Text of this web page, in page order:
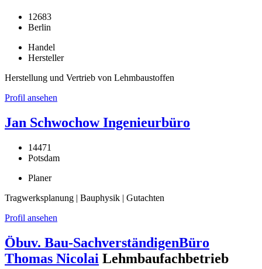
12683
Berlin
Handel
Hersteller
Herstellung und Vertrieb von Lehmbaustoffen
Profil ansehen
Jan Schwochow Ingenieurbüro
14471
Potsdam
Planer
Tragwerksplanung | Bauphysik | Gutachten
Profil ansehen
Öbuv. Bau-SachverständigenBüro
Thomas Nicolai Lehmbaufachbetrieb